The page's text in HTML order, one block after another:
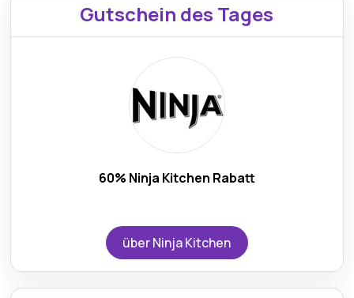
Gutschein des Tages
60% Ninja Kitchen Rabatt
über Ninja Kitchen